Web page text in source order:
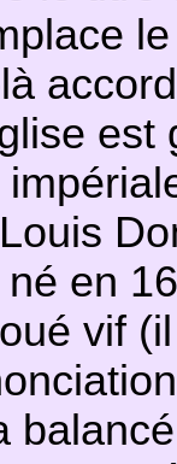
né en
vif